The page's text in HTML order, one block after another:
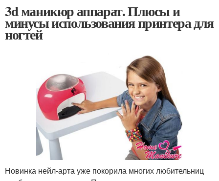
3d маникюр аппарат. Плюсы и
минусы использования принтера для
ногтей
Новинка нейл-арта уже покорила многих любительниц